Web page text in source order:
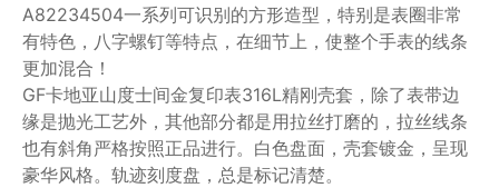
A82234504一系列可识别的方形造型，特别是表圈非常
有特色，八字螺钉等特点，在细节上，使整个手表的线条
更加混合！
GF卡地亚山度士间金复印表316L精刚壳套，除了表带边
缘是抛光工艺外，其他部分都是用拉丝打磨的，拉丝线条
也有斜角严格按照正品进行。白色盘面，壳套镀金，呈现
豪华风格。轨迹刻度盘，总是标记清楚。